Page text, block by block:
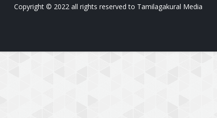
Copyright © 2022 all rights reserved to Tamilagakural Media